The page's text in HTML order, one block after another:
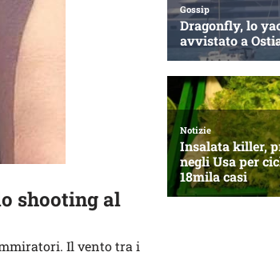
shooting al
Il vento tra i